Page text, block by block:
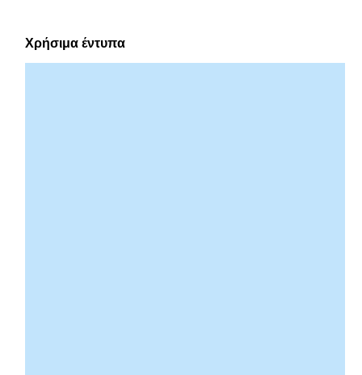
Χρήσιμα έντυπα